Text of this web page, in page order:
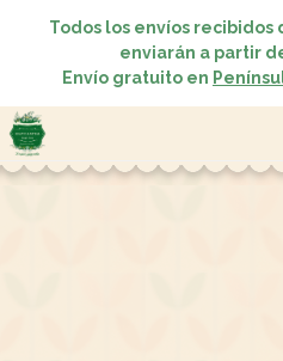
Todos los envíos recibidos
enviarán a partir
Envío gratuito en